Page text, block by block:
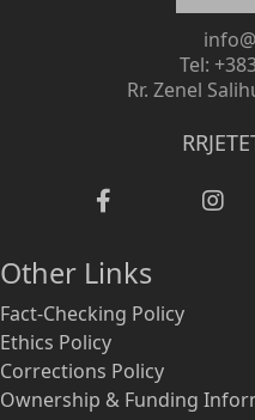
Tel:
Rr. Zenel
Other Links
Fact-Checking Policy
Ethics Policy
Corrections Policy
Ownership & Funding